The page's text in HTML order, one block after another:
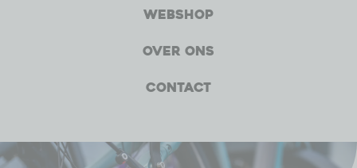
Webshop
Over ons
Contact